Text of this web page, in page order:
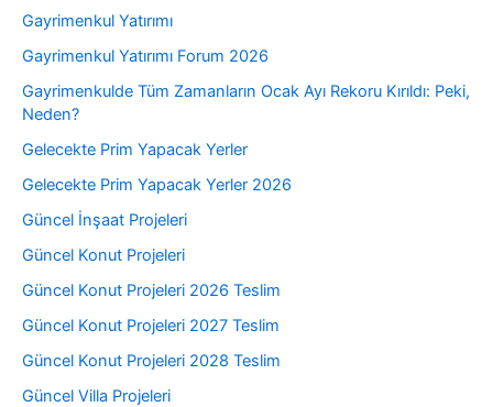
Gayrimenkul Yatırımı
Gayrimenkul Yatırımı Forum 2026
Gayrimenkulde Tüm Zamanların Ocak Ayı Rekoru Kırıldı: Peki,
Neden?
Gelecekte Prim Yapacak Yerler
Gelecekte Prim Yapacak Yerler 2026
Güncel İnşaat Projeleri
Güncel Konut Projeleri
Güncel Konut Projeleri 2026 Teslim
Güncel Konut Projeleri 2027 Teslim
Güncel Konut Projeleri 2028 Teslim
Güncel Villa Projeleri